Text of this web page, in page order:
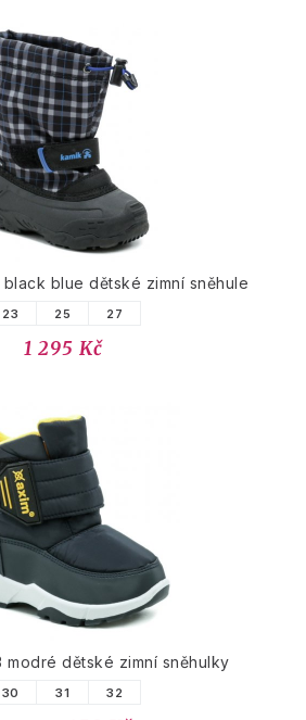
black blue dětské zimní sněhule
23 25 27
1 295 Kč
modré dětské zimní sněhulky
30 31 32